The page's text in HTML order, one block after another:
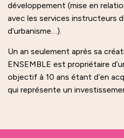
développement (mise en
avec les services instructeurs
d’urbanisme…).
Un an seulement après sa
ENSEMBLE est propriétaire
objectif à 10 ans étant d’en
qui représente un